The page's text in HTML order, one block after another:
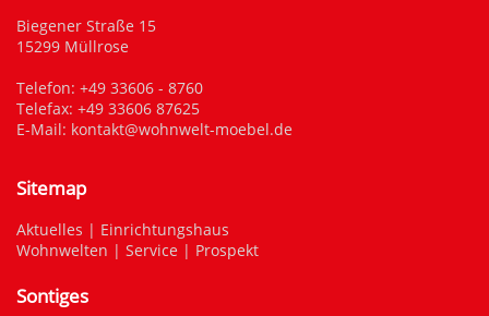
Biegener Straße 15
15299 Müllrose
Telefon: +49 33606 - 8760
Telefax: +49 33606 87625
E-Mail: kontakt@wohnwelt-moebel.de
Sitemap
Aktuelles | Einrichtungshaus
Wohnwelten | Service | Prospekt
Sontiges